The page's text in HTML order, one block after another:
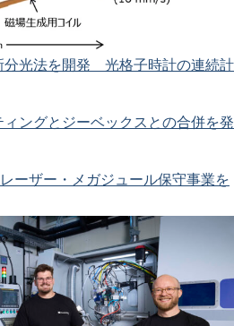
分光法を開発 光格子時計の連続計
ングとジーベックスとの合併を発
ーザー・メガジュール保守事業を